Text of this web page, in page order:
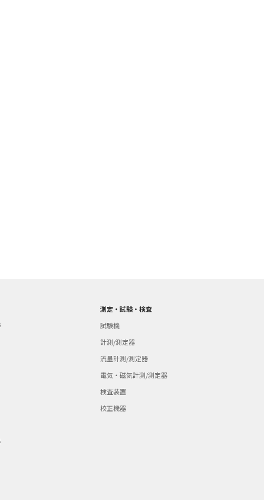
測定・試験・検査
試験機
計測/測定器
流量計測/測定器
電気・磁気計測/測定器
検査装置
校正機器